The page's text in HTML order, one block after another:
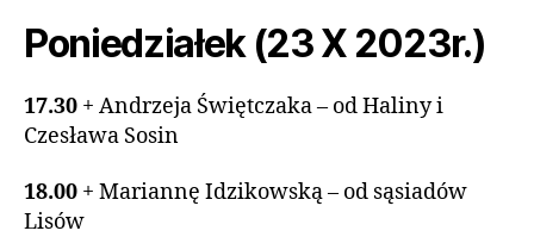
Poniedziałek (23 X 2023r.)
17.30 + Andrzeja Świętczaka – od Haliny i
Czesława Sosin
18.00 + Mariannę Idzikowską – od sąsiadów
Lisów